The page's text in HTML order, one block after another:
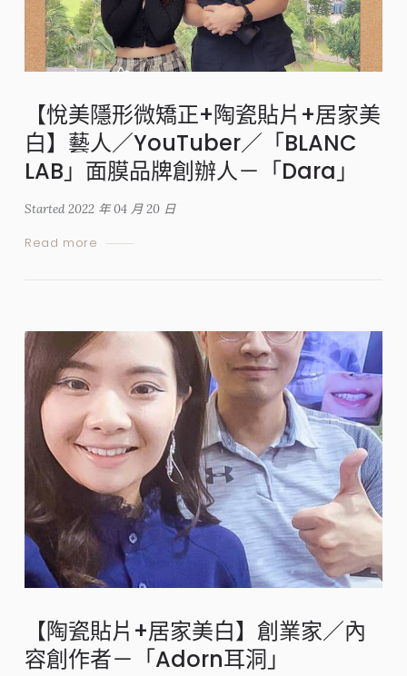
【悅美隱形微矯正+陶瓷貼片+居家美
白】藝人／YouTuber／「BLANC
LAB」面膜品牌創辦人－「Dara」
Started2022 年 04 月 20 日
Read more
【陶瓷貼片+居家美白】創業家／內
容創作者－「Adorn耳洞」